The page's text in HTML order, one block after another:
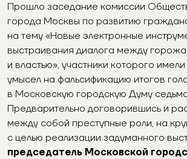
Прошло заседание комиссии
города Москвы по развитию
на тему «Новые электронные
выстраивания диалога между
и властью», участники которого
умысел на фальсификацию итогов
в Московскую городскую Думу
Предварительно договорившись и
между собой преступные роли, на
с целью реализации задуманного
председатель Московской